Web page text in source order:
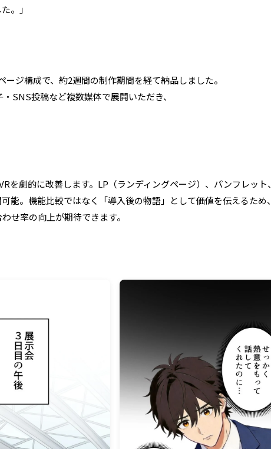
。」
ジ構成で、約2週間の制作期間を経て納品しました。
SNS投稿など複数媒体で展開いただき、
劇的に改善します。LP（ランディングページ）、パンフレット、
能。機能比較ではなく「導入後の物語」として価値を伝えるため、
せ率の向上が期待できます。